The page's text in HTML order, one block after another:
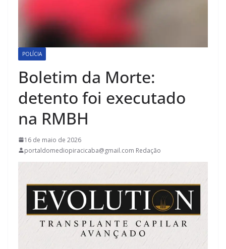
POLÍCIA
Boletim da Morte:
detento foi executado
na RMBH
16 de maio de 2026
portaldomediopiracicaba@gmail.com Redação